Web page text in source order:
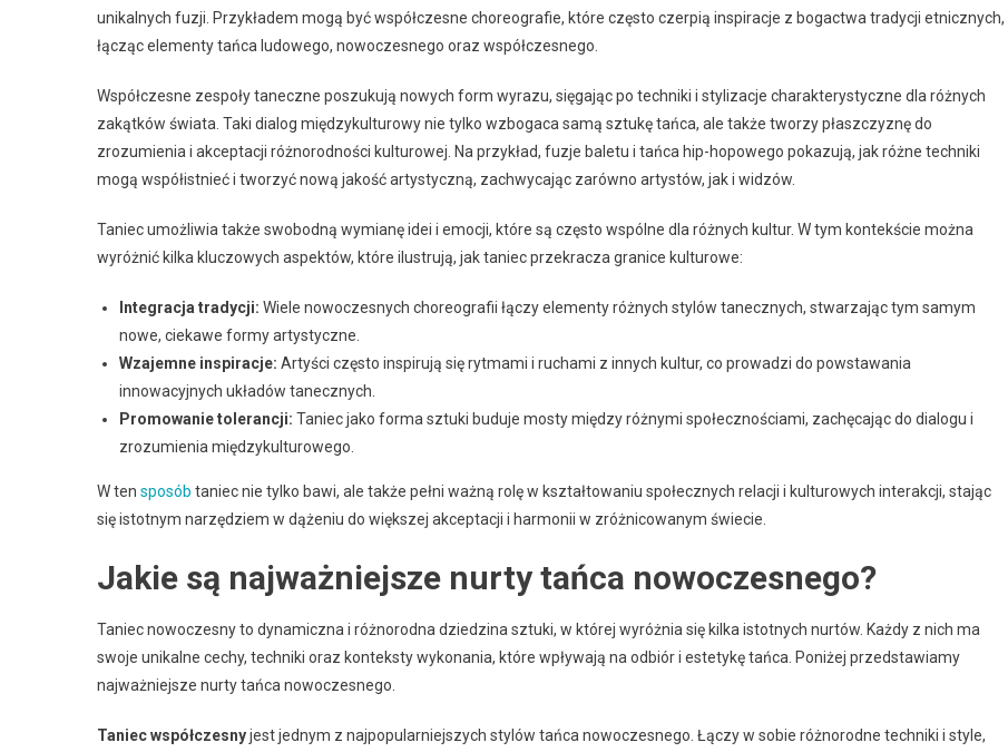
unikalnych fuzji. Przykładem mogą być współczesne choreografie, które często czerpią inspiracje z bogactwa tradycji etnicznych,
łącząc elementy tańca ludowego, nowoczesnego oraz współczesnego.
Współczesne zespoły taneczne poszukują nowych form wyrazu, sięgając po techniki i stylizacje charakterystyczne dla różnych
zakątków świata. Taki dialog międzykulturowy nie tylko wzbogaca samą sztukę tańca, ale także tworzy płaszczyznę do
zrozumienia i akceptacji różnorodności kulturowej. Na przykład, fuzje baletu i tańca hip-hopowego pokazują, jak różne techniki
mogą współistnieć i tworzyć nową jakość artystyczną, zachwycając zarówno artystów, jak i widzów.
Taniec umożliwia także swobodną wymianę idei i emocji, które są często wspólne dla różnych kultur. W tym kontekście można
wyróżnić kilka kluczowych aspektów, które ilustrują, jak taniec przekracza granice kulturowe:
Integracja tradycji: Wiele nowoczesnych choreografii łączy elementy różnych stylów tanecznych, stwarzając tym samym
nowe, ciekawe formy artystyczne.
Wzajemne inspiracje: Artyści często inspirują się rytmami i ruchami z innych kultur, co prowadzi do powstawania
innowacyjnych układów tanecznych.
Promowanie tolerancji: Taniec jako forma sztuki buduje mosty między różnymi społecznościami, zachęcając do dialogu i
zrozumienia międzykulturowego.
W ten sposób taniec nie tylko bawi, ale także pełni ważną rolę w kształtowaniu społecznych relacji i kulturowych interakcji, stając
się istotnym narzędziem w dążeniu do większej akceptacji i harmonii w zróżnicowanym świecie.
Jakie są najważniejsze nurty tańca nowoczesnego?
Taniec nowoczesny to dynamiczna i różnorodna dziedzina sztuki, w której wyróżnia się kilka istotnych nurtów. Każdy z nich ma
swoje unikalne cechy, techniki oraz konteksty wykonania, które wpływają na odbiór i estetykę tańca. Poniżej przedstawiamy
najważniejsze nurty tańca nowoczesnego.
Taniec współczesnyjest jednym z najpopularniejszych stylów tańca nowoczesnego. Łączy w sobie różnorodne techniki i style,